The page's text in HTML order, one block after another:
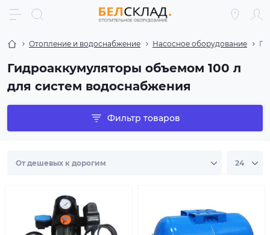
Отопление и водоснабжение Насосное оборудование
Гидроаккумуляторы объемом 100 л
для систем водоснабжения
Фильтр товаров